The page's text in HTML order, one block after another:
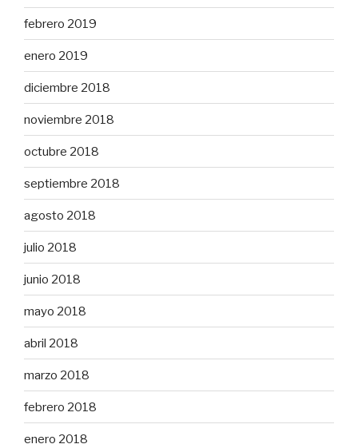
febrero 2019
enero 2019
diciembre 2018
noviembre 2018
octubre 2018
septiembre 2018
agosto 2018
julio 2018
junio 2018
mayo 2018
abril 2018
marzo 2018
febrero 2018
enero 2018